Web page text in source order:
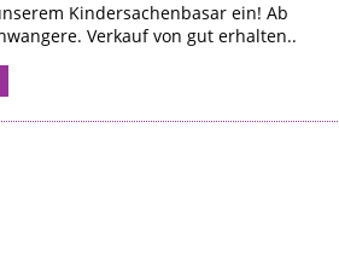
Kindersachenbasar ein! Ab
Verkauf von gut erhalten..